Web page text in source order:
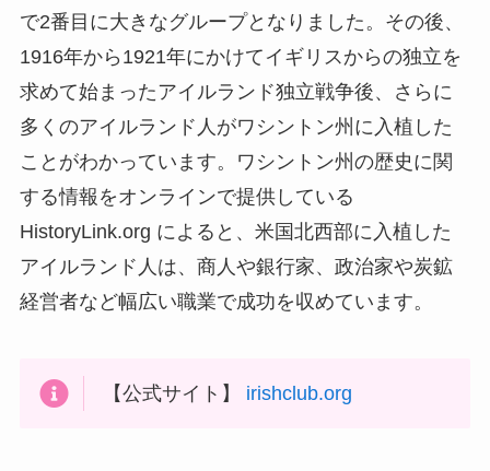
で2番目に大きなグループとなりました。その後、
1916年から1921年にかけてイギリスからの独立を
求めて始まったアイルランド独立戦争後、さらに
多くのアイルランド人がワシントン州に入植した
ことがわかっています。ワシントン州の歴史に関
する情報をオンラインで提供している
HistoryLink.org によると、米国北西部に入植した
アイルランド人は、商人や銀行家、政治家や炭鉱
経営者など幅広い職業で成功を収めています。
【公式サイト】 irishclub.org